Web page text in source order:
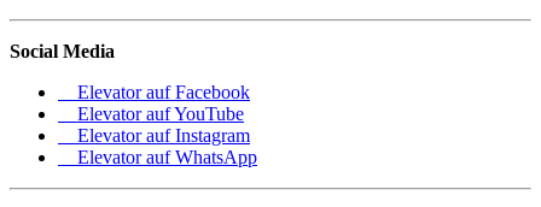
Social Media
Elevator auf Facebook
Elevator auf YouTube
Elevator auf Instagram
Elevator auf WhatsApp